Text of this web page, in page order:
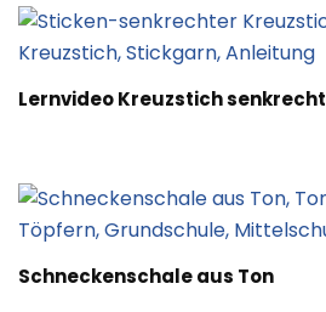
Lernvideo Kreuzstich senkrecht
Schneckenschale aus Ton